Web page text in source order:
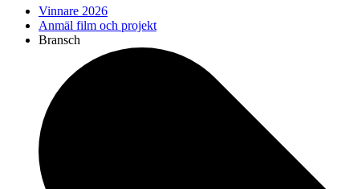
Vinnare 2026
Anmäl film och projekt
Bransch